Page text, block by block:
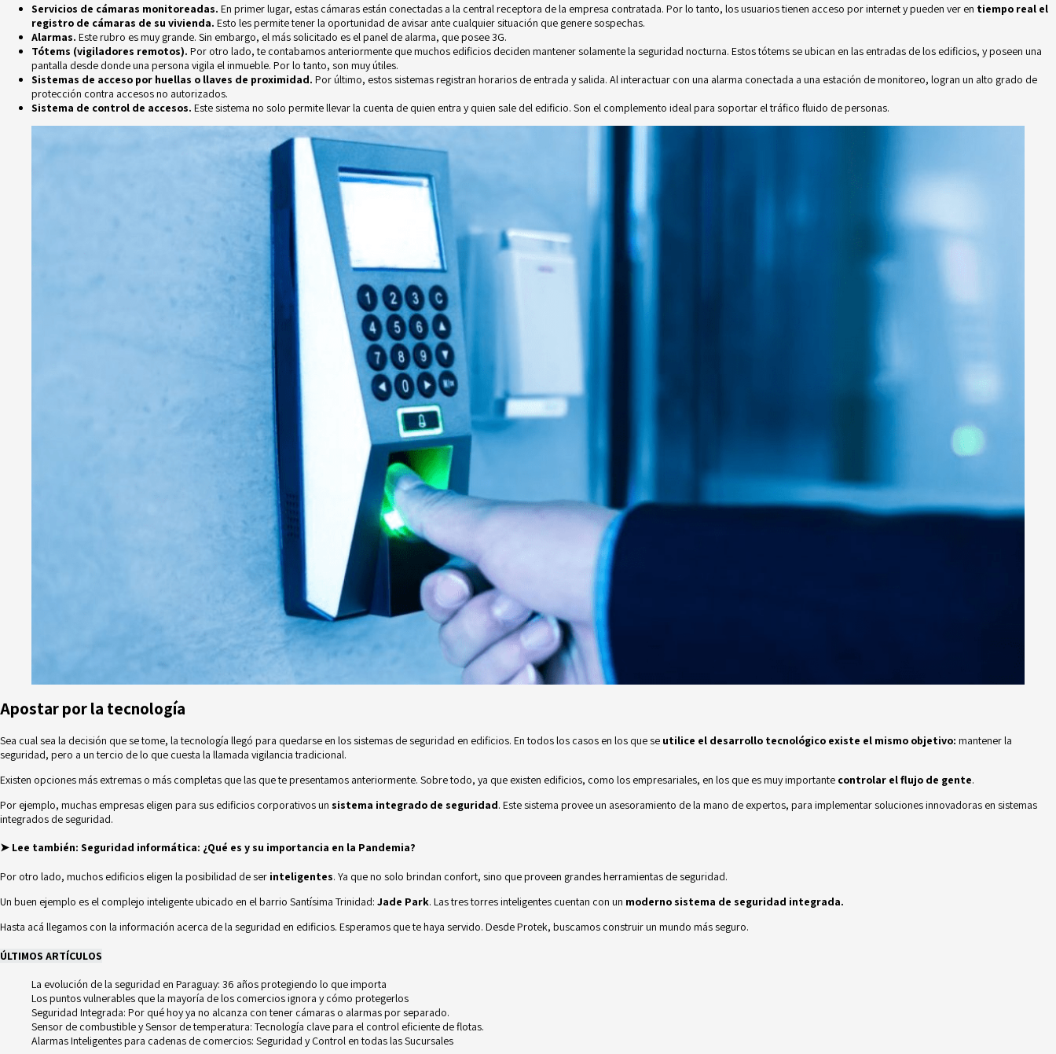
Servicios de cámaras monitoreadas. En primer lugar, estas cámaras están conectadas a la central receptora de la empresa contratada. Por lo tanto, los usuarios tienen acceso por internet y pueden ver en tiempo real el
registro de cámaras de su vivienda. Esto les permite tenerla oportunidad de avisar ante cualquier situación que genere sospechas.
Alarmas. Este rubro es muy grande. Sin embargo, el más solicitado es elpanel de alarma, que posee 3G.
Tótems (vigiladores remotos). Por otro lado, te contabamos anteriormente que muchos edificios deciden mantener solamente la seguridad nocturna. Estos tótems se ubican en las entradas de los edificios, y poseen una
pantalla desde donde una persona vigila el inmueble. Por lo tanto, son muy útiles.
Sistemas de acceso por huellas o llaves de proximidad. Por último, estos sistemas registran horarios de entrada y salida. Al interactuar con una alarma conectada a una estación de monitoreo, logran un alto grado de
protección contra accesos no autorizados.
Sistema de control de accesos. Este sistema no solo permite llevar la cuenta de quien entra y quien sale del edificio. Son el complemento ideal para soportar el tráfico fluido de personas.
Apostar por la tecnología
Sea cual sea la decisión que se tome, la tecnología llegó para quedarse en los sistemas de seguridad en edificios. En todos los casos en los que se utilice el desarrollo tecnológico existe el mismo objetivo: mantener la
seguridad, pero a un tercio de lo que cuesta la llamada vigilancia tradicional.
Existen opciones más extremas o más completas que las que te presentamos anteriormente. Sobre todo, ya que existen edificios, como los empresariales, en los que es muy importante controlar el flujo de gente.
Por ejemplo, muchas empresas eligen para sus edificios corporativos un sistema integrado de seguridad. Este sistema provee un asesoramiento de la mano de expertos, para implementar soluciones innovadoras en sistemas
integrados de seguridad.
➤ Lee también: Seguridad informática: ¿Qué es y su importancia en la Pandemia?
Por otro lado, muchos edificios eligen la posibilidad de ser inteligentes. Ya que no solo brindan confort, sino que proveen grandes herramientas de seguridad.
Un buen ejemplo es el complejo inteligente ubicado en el barrio Santísima Trinidad: Jade Park. Las tres torres inteligentes cuentan con un moderno sistema de seguridad integrada.
Hasta acá llegamos con la información acerca de la seguridad en edificios. Esperamos que te haya servido. DesdeProtek, buscamos construir un mundo más seguro.
ÚLTIMOS ARTÍCULOS
La evolución de la seguridad en Paraguay: 36 años protegiendo lo que importa
Los puntos vulnerables que la mayoría de los comercios ignora y cómo protegerlos
Seguridad Integrada: Por qué hoy ya no alcanza con tener cámaras o alarmas por separado.
Sensor de combustible y Sensor de temperatura: Tecnología clave para el control eficiente de flotas.
Alarmas Inteligentes para cadenas de comercios: Seguridad y Control en todas las Sucursales